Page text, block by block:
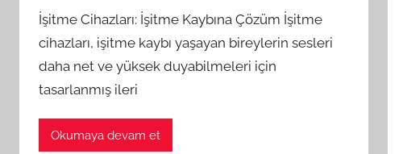
İşitme Cihazları: İşitme Kaybına Çözüm İşitme
cihazları, işitme kaybı yaşayan bireylerin sesleri
daha net ve yüksek duyabilmeleri için
tasarlanmış ileri
Okumaya devam et